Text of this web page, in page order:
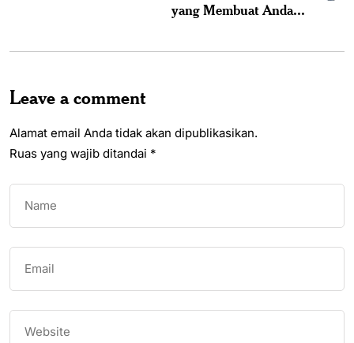
yang Membuat Anda...
Leave a comment
Alamat email Anda tidak akan dipublikasikan.
Ruas yang wajib ditandai *